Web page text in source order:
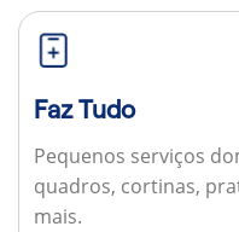
Faz Tudo
Pequenos serviços
quadros, cortinas,
mais.